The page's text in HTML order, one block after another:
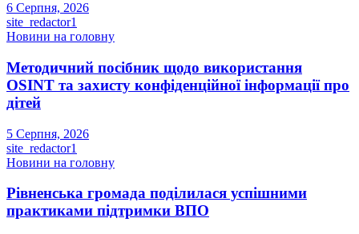
6 Серпня, 2026
site_redactor1
Новини на головну
Методичний посібник щодо використання
OSINT та захисту конфіденційної інформації про
дітей
5 Серпня, 2026
site_redactor1
Новини на головну
Рівненська громада поділилася успішними
практиками підтримки ВПО